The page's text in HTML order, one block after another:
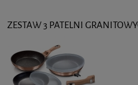
ZESTAW 3 PATELNI